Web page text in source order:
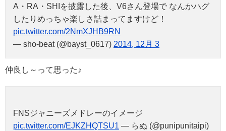
A・RA・SHIを披露した後、V6さん登場で なんかハグ
したりめっちゃ楽しさ詰まってますけど！
pic.twitter.com/2NmXJHB9RN
— sho-beat (@bayst_0617) 2014, 12月 3
仲良し～って思った♪
FNSジャニーズメドレーのイメージ
pic.twitter.com/EJKZHQTSU1 — らぬ (@punipunitaipi)